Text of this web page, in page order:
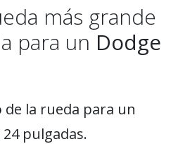
más grande
para un Dodge
la rueda para un
24 pulgadas.